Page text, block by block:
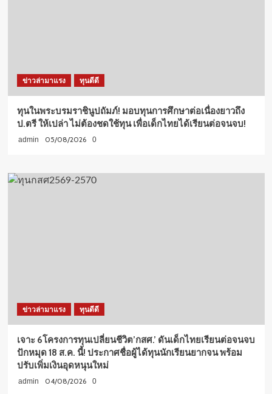
ข่าวล่ามาแรง ทุนดีดี
ทุนในพระบรมราชินูปถัมภ์! มอบทุนการศึกษาต่อเนื่องยาวถึง
ป.ตรี ให้เปล่า ไม่ต้องชดใช้ทุน เพื่อเด็กไทยได้เรียนต่อจนจบ!
admin 05/08/2026 0
ข่าวล่ามาแรง ทุนดีดี
เจาะ 6โครงการทุนเปลี่ยนชีวิต’กสศ.’ ดันเด็กไทยเรียนต่อจนจบ
ปักหมุด 18 ส.ค. นี้! ประกาศชื่อผู้ได้ทุนนักเรียนยากจน พร้อม
ปรับเพิ่มเงินอุดหนุนใหม่
admin 04/08/2026 0